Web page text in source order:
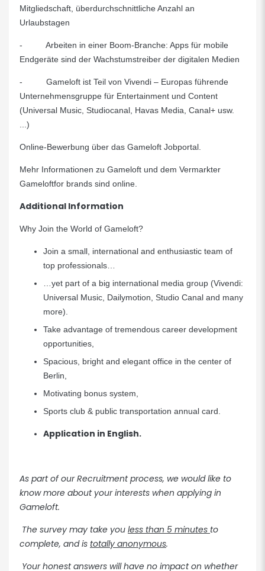
Mitgliedschaft, überdurchschnittliche Anzahl an
Urlaubstagen
- Arbeiten in einer Boom-Branche: Apps für mobile
Endgeräte sind der Wachstumstreiber der digitalen Medien
- Gameloft ist Teil von Vivendi – Europas führende
Unternehmensgruppe für Entertainment und Content
(Universal Music, Studiocanal, Havas Media, Canal+ usw.
...)
Online-Bewerbung über das Gameloft Jobportal
Mehr Informationen zu Gameloft und dem Vermarkter
Gameloftfor brands sind online.
Additional Information
Why Join the World of Gameloft?
Join a small, international and enthusiastic team of
top professionals…
…yet part of a big international media group (Vivendi:
Universal Music, Dailymotion, Studio Canal and many
more).
Take advantage of tremendous career development
opportunities,
Spacious, bright and elegant office in the center of
Berlin,
Motivating bonus system,
Sports club & public transportation annual card.
Application in English.
As part of our Recruitment process, we would like to
know more about your interests when applying in
Gameloft.
The survey may take you less than 5 minutes to
complete, and is totally anonymous.
Your honest answers will have no impact on whether